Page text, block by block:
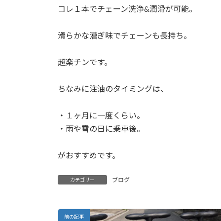
コレ１本でチェーン洗浄&潤滑が可能。
滑らかな漕ぎ味でチェーンも長持ち。
超楽チンです。
ちなみに注油のタイミングは、
・１ヶ月に一度くらい。
・雨や雪の日に乗車後。
がおすすめです。
カテゴリー ブログ
前の記事